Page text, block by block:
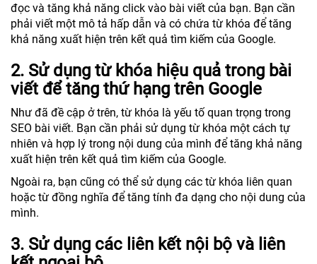
đọc và tăng khả năng click vào bài viết của bạn. Bạn cần
phải viết một mô tả hấp dẫn và có chứa từ khóa để tăng
khả năng xuất hiện trên kết quả tìm kiếm của Google.
2. Sử dụng từ khóa hiệu quả trong bài
viết để tăng thứ hạng trên Google
Như đã đề cập ở trên, từ khóa là yếu tố quan trọng trong
SEO bài viết. Bạn cần phải sử dụng từ khóa một cách tự
nhiên và hợp lý trong nội dung của mình để tăng khả năng
xuất hiện trên kết quả tìm kiếm của Google.
Ngoài ra, bạn cũng có thể sử dụng các từ khóa liên quan
hoặc từ đồng nghĩa để tăng tính đa dạng cho nội dung của
mình.
3. Sử dụng các liên kết nội bộ và liên